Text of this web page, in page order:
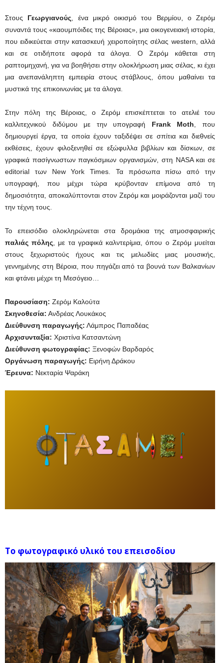
Στους Γεωργιανούς , ένα μικρό οικισμό του Βερμίου, ο Ζερόμ
συναντά τους «καουμπόιδες της Βέροιας», μια οικογενειακή ιστορία,
που ειδικεύεται στην κατασκευή χειροποίητης σέλας western, αλλά
και σε οτιδήποτε αφορά τα άλογα. Ο Ζερόμ κάθεται στη
ραπτομηχανή, για να βοηθήσει στην ολοκλήρωση μιας σέλας, κι έχει
μια ανεπανάληπτη εμπειρία στους στάβλους, όπου μαθαίνει τα
μυστικά της επικοινωνίας με τα άλογα.
Στην πόλη της Βέροιας, ο Ζερόμ επισκέπτεται το ατελιέ του
καλλιτεχνικού διδύμου με την υπογραφή Frank Moth , που
δημιουργεί έργα, τα οποία έχουν ταξιδέψει σε σπίτια και διεθνείς
εκθέσεις, έχουν φιλοξενηθεί σε εξώφυλλα βιβλίων και δίσκων, σε
γραφικά πασίγνωστων παγκόσμιων οργανισμών, στη NASA και σε
editorial των New York Times. Τα πρόσωπα πίσω από την
υπογραφή, που μέχρι τώρα κρύβονταν επίμονα από τη
δημοσιότητα, αποκαλύπτονται στον Ζερόμ και μοιράζονται μαζί του
την τέχνη τους.
Το επεισόδιο ολοκληρώνεται στα δρομάκια της ατμοσφαιρικής
παλιάς πόλης , με τα γραφικά καλντερίμια, όπου ο Ζερόμ μυείται
στους ξεχωριστούς ήχους και τις μελωδίες μιας μουσικής,
γεννημένης στη Βέροια, που πηγάζει από τα βουνά των Βαλκανίων
και φτάνει μέχρι τη Μεσόγειο…
Παρουσίαση: Ζερόμ Καλούτα
Σκηνοθεσία: Ανδρέας Λουκάκος
Διεύθυνση παραγωγής: Λάμπρος Παπαδέας
Αρχισυνταξία: Χριστίνα Κατσαντώνη
Διεύθυνση φωτογραφίας: Ξενοφών Βαρδαρός
Οργάνωση παραγωγής: Ειρήνη Δράκου
Έρευνα: Νεκταρία Ψαράκη
Το φωτογραφικό υλικό του επεισοδίου